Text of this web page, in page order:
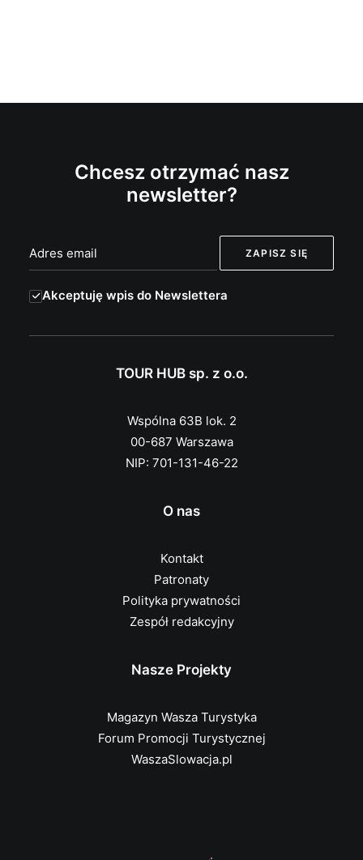
Chcesz otrzymać nasz
newsletter?
Akceptuję wpis do Newslettera
TOUR HUB sp. z o.o.
Wspólna 63B lok. 2
00-687 Warszawa
NIP: 701-131-46-22
O nas
Kontakt
Patronaty
Polityka prywatności
Zespół redakcyjny
Nasze Projekty
Magazyn Wasza Turystyka
Forum Promocji Turystycznej
WaszaSlowacja.pl